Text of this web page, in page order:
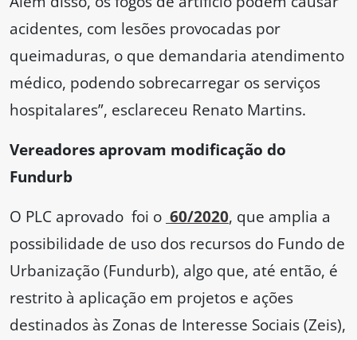
acidentes, com lesões provocadas por
queimaduras, o que demandaria atendimento
médico, podendo sobrecarregar os serviços
hospitalares”, esclareceu Renato Martins.
Vereadores aprovam modificação do
Fundurb
O PLC aprovado foi o 60/2020, que amplia a
possibilidade de uso dos recursos do Fundo de
Urbanização (Fundurb), algo que, até então, é
restrito à aplicação em projetos e ações
destinados às Zonas de Interesse Sociais (Zeis),